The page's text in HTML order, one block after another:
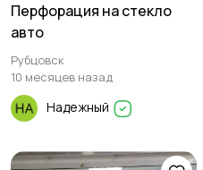
Перфорация на стекло
авто
Рубцовск
10 месяцев назад
Надежный